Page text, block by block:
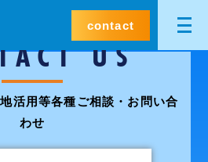
contact
US
活用等各種ご相談・お問い合
わせ